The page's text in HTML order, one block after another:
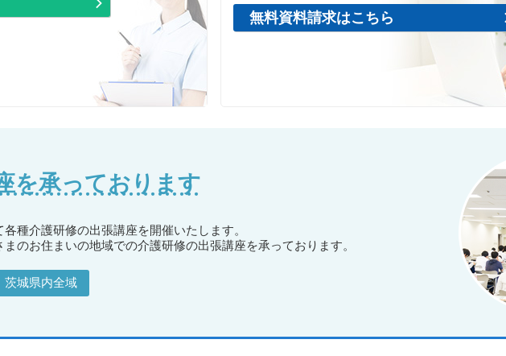
無料資料請求はこちら
を承っております
種介護研修の出張講座を開催いたします。
のお住まいの地域での介護研修の出張講座を承っております。
茨城県内全域